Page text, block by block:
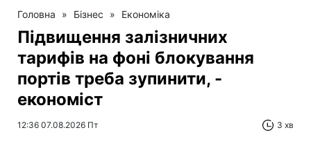
Головна » Бізнес » Економіка
Підвищення залізничних
тарифів на фоні блокування
портів треба зупинити, -
економіст
12:36 07.08.2026 Пт 3 хв